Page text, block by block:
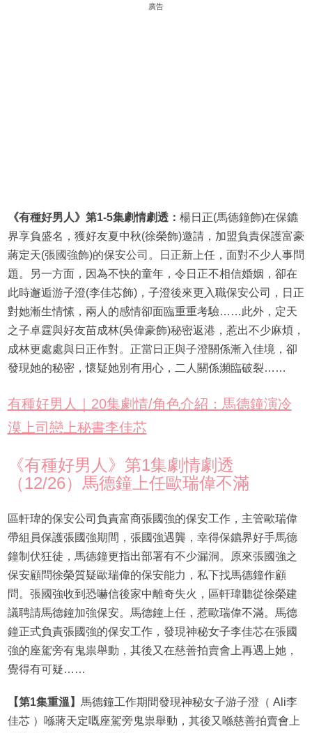
廣告
《有種好男人》第1-5集劇情劇透： 楊日正(馬德鐘飾)在保鑣
界享負盛名，獲好友夏中秋(徐榮飾)邀請，加盟負責保護富豪
蔣定天(張國強飾)的保安公司。日正新上任，面對不少人事問
題。另一方面，因為不快的童年，令日正不相信婚姻，卻在
此時邂逅游子澄(李佳芯飾)，子澄後來更入職保安公司，日正
對她漸生情愫，兩人的感情卻面臨重重考驗……此外，定天
之子卓霆與好友苗成林(吳偉豪飾)秘密返港，惹出不少麻煩，
成林更處處與日正作對。正當日正與子澄關係漸入佳境，卻
發現她的秘密，懷疑她別有用心，二人關係瀕臨破裂……
有種好男人｜20集劇情/角色介紹：馬德鐘演冷
漠上司戀上秘書李佳芯
《有種好男人》第1集劇情劇透
（12/26）馬德鐘上任歐瑞偉不滿
區軒瑋的保安公司負責富商張國強的保安工作，主管歐瑞偉
帶組員保護張國強期間，張國強遇龔，幸得保鑣界好手馬德
鐘制伏狂徒，馬德鐘更指出部署有不少漏洞。原來張國強之
保安顧問徐榮質疑歐瑞偉的保安能力，私下找馬德鐘作顧
問。張國強收到恐嚇信後家中離奇失火，區軒瑋聽從徐榮建
議聘請馬德鐘加強保安。馬德鐘上任，惹歐瑞偉不滿。馬德
鐘正式負責張國強的保安工作，發現神秘女子李佳芯在張國
強的座駕旁有鬼祟舉動，其後又在慈善拍賣會上再遇上她，
覺得有可疑……
【第1集重溫】 馬德鐘工作期間發現神秘女子游子澄（ Ali李
佳芯 ）喺蔣天定嘅座駕旁鬼祟舉動，其後又喺慈善拍賣會上